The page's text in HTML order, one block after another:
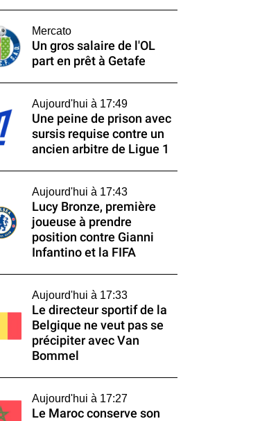
Mercato
Un gros salaire de l'OL
part en prêt à Getafe
Aujourd'hui à 17:49
Une peine de prison avec
sursis requise contre un
ancien arbitre de Ligue 1
Aujourd'hui à 17:43
Lucy Bronze, première
joueuse à prendre
position contre Gianni
Infantino et la FIFA
Aujourd'hui à 17:33
Le directeur sportif de la
Belgique ne veut pas se
précipiter avec Van
Bommel
Aujourd'hui à 17:27
Le Maroc conserve son